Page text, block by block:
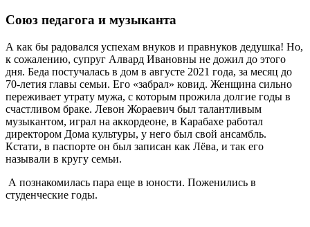
Союз педагога и музыканта
А как бы радовался успехам внуков и правнуков дедушка! Но,
к сожалению, супруг Алвард Ивановны не дожил до этого
дня. Беда постучалась в дом в августе 2021 года, за месяц до
70-летия главы семьи. Его «забрал» ковид. Женщина сильно
переживает утрату мужа, с которым прожила долгие годы в
счастливом браке. Левон Жораевич был талантливым
музыкантом, играл на аккордеоне, в Карабахе работал
директором Дома культуры, у него был свой ансамбль.
Кстати, в паспорте он был записан как Лёва, и так его
называли в кругу семьи.
А познакомилась пара еще в юности. Поженились в
студенческие годы.